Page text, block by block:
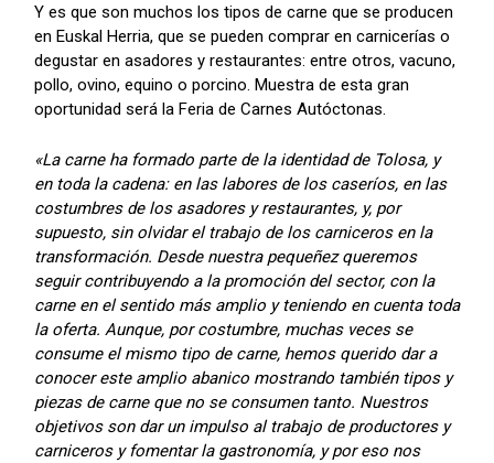
Y es que son muchos los tipos de carne que se producen
en Euskal Herria, que se pueden comprar en carnicerías o
degustar en asadores y restaurantes: entre otros, vacuno,
pollo, ovino, equino o porcino. Muestra de esta gran
oportunidad será la Feria de Carnes Autóctonas.
«La carne ha formado parte de la identidad de Tolosa, y
en toda la cadena: en las labores de los caseríos, en las
costumbres de los asadores y restaurantes, y, por
supuesto, sin olvidar el trabajo de los carniceros en la
transformación. Desde nuestra pequeñez queremos
seguir contribuyendo a la promoción del sector, con la
carne en el sentido más amplio y teniendo en cuenta toda
la oferta. Aunque, por costumbre, muchas veces se
consume el mismo tipo de carne, hemos querido dar a
conocer este amplio abanico mostrando también tipos y
piezas de carne que no se consumen tanto. Nuestros
objetivos son dar un impulso al trabajo de productores y
carniceros y fomentar la gastronomía, y por eso nos